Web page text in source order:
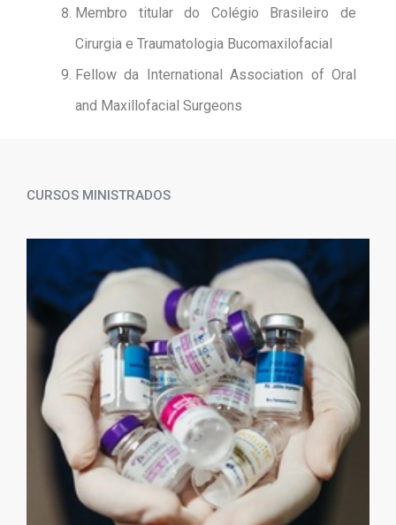
Membro titular do Colégio Brasileiro de
Cirurgia e Traumatologia Bucomaxilofacial
Fellow da International Association of Oral
and Maxillofacial Surgeons
CURSOS MINISTRADOS